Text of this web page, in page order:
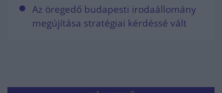
Az öregedő budapesti irodaállomány
megújítása stratégiai kérdéssé vált